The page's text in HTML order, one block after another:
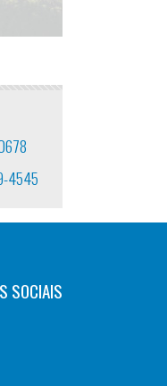
4545
SOCIAIS